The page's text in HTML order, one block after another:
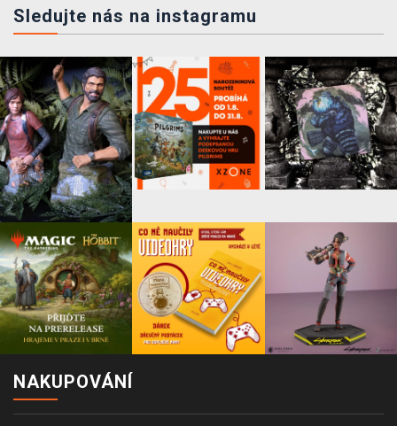
Sledujte nás na instagramu
NAKUPOVÁNÍ